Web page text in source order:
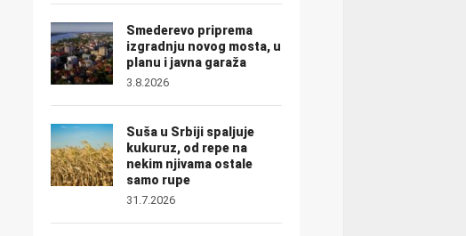
Smederevo priprema
izgradnju novog mosta, u
planu i javna garaža
3.8.2026
Suša u Srbiji spaljuje
kukuruz, od repe na
nekim njivama ostale
samo rupe
31.7.2026